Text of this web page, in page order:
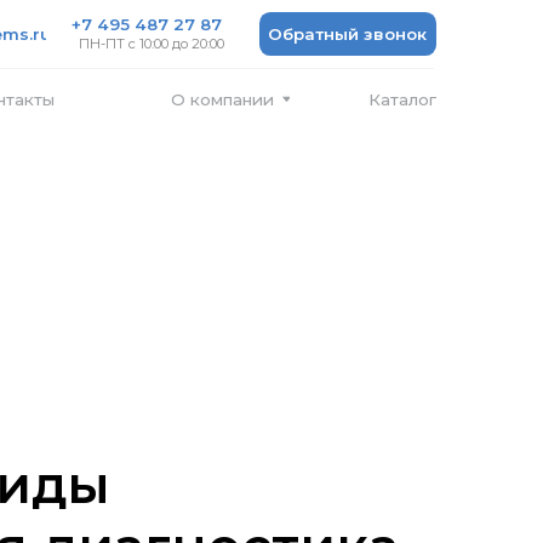
Обратный звонок
487 27 87
до 20:00